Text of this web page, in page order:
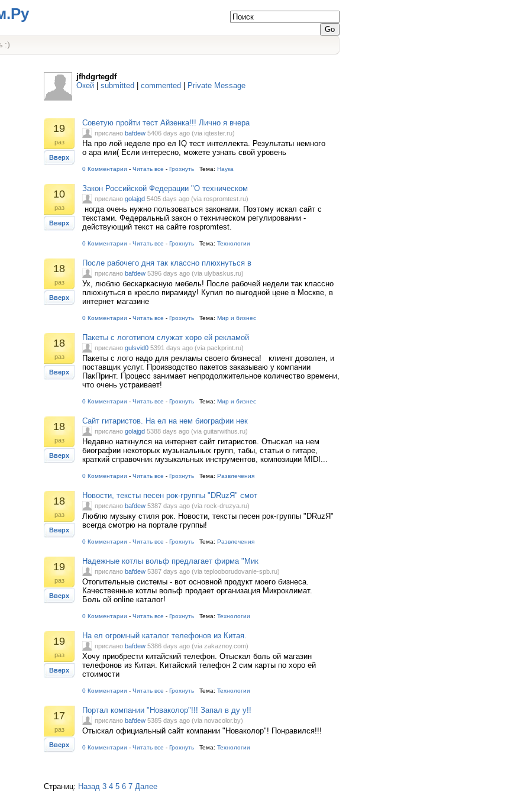
:)
jfhdgrtegdf
Окей
submitted commented Private Message
19
раз
Вверх
Советую пройти тест Айзенка!!! Лично я вчера
прислано bafdew 5406 days ago (via iqtester.ru)
На про лой неделе про ел IQ тест интеллекта. Результаты немного
о ара или( Если интересно, можете узнать свой уровень
0 Комментарии - Читать все - Грохнуть Тема: Наука
10
раз
Вверх
Закон Российской Федерации "О техническом
прислано golajgd 5405 days ago (via rospromtest.ru)
ногда очень нужно пользоваться законами. Поэтому искал сайт с
текстами. Федеральный закон о техническом регулировании -
действующий текст на сайте rospromtest.
0 Комментарии - Читать все - Грохнуть Тема: Технологии
18
раз
Вверх
После рабочего дня так классно плюхнуться в
прислано bafdew 5396 days ago (via ulybaskus.ru)
Ух, люблю бескаркасную мебель! После рабочей недели так классно
плюхнуться в кресло пирамиду! Купил по выгодной цене в Москве, в
интернет магазине
0 Комментарии - Читать все - Грохнуть Тема: Мир и бизнес
18
раз
Вверх
Пакеты с логотипом служат хоро ей рекламой
прислано gulsvid0 5391 days ago (via packprint.ru)
Пакеты с лого надо для рекламы своего бизнеса! клиент доволен, и
поставщик услуг. Производство пакетов заказываю у компании
ПакПринт. Процесс занимает непродолжительное количество времени,
что очень устраивает!
0 Комментарии - Читать все - Грохнуть Тема: Мир и бизнес
18
раз
Вверх
Сайт гитаристов. На ел на нем биографии нек
прислано golajgd 5388 days ago (via guitarwithus.ru)
Недавно наткнулся на интернет сайт гитаристов. Отыскал на нем
биографии некоторых музыкальных групп, табы, статьи о гитаре,
краткий справочник музыкальных инструментов, композиции MIDI...
0 Комментарии - Читать все - Грохнуть Тема: Развлечения
18
раз
Вверх
Новости, тексты песен рок-группы "DRuzЯ" смот
прислано bafdew 5387 days ago (via rock-druzya.ru)
Люблю музыку стиля рок. Новости, тексты песен рок-группы "DRuzЯ"
всегда смотрю на портале группы!
0 Комментарии - Читать все - Грохнуть Тема: Развлечения
19
раз
Вверх
Надежные котлы вольф предлагает фирма "Мик
прислано bafdew 5387 days ago (via teplooborudovanie-spb.ru)
Отопительные системы - вот основной продукт моего бизнеса.
Качественные котлы вольф продает организация Микроклимат.
Боль ой online каталог!
0 Комментарии - Читать все - Грохнуть Тема: Технологии
19
раз
Вверх
На ел огромный каталог телефонов из Китая.
прислано bafdew 5386 days ago (via zakaznoy.com)
Хочу приобрести китайский телефон. Отыскал боль ой магазин
телефонов из Китая. Китайский телефон 2 сим карты по хоро ей
стоимости
0 Комментарии - Читать все - Грохнуть Тема: Технологии
17
раз
Вверх
Портал компании "Новаколор"!!! Запал в ду у!!
прислано bafdew 5385 days ago (via novacolor.by)
Отыскал официальный сайт компании "Новаколор"! Понравился!!!
0 Комментарии - Читать все - Грохнуть Тема: Технологии
Страниц: Назад 3 4 5 6 7 Далее